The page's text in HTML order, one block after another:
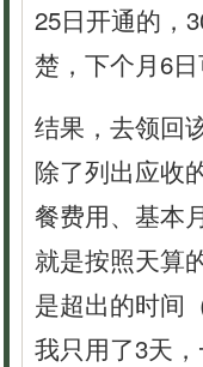
25日开通的，
楚，下个月6
结果，去领回
除了列出应收
餐费用、基本
就是按照天算
是超出的时间
我只用了3天